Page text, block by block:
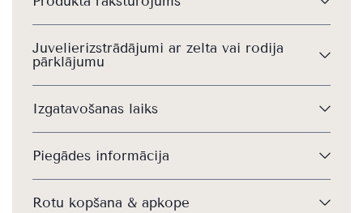
Juvelierizstrādājumi ar zelta vai rodija
pārklājumu
Izgatavošanas laiks
Piegādes informācija
Rotu kopšana & apkope